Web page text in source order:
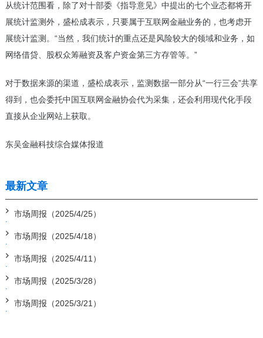
从统计范围看，除了对十部委《指导意见》中提出的七个业态都将开
展统计监测外，盛松成表示，只要属于互联网金融业务的，也考虑开
展统计监测。“当然，我们统计的重点还是风险较大的领域和业务，如
网络借贷、股权众筹融资及客户资金第三方存管等。”
对于数据来源的渠道，盛松成表示，监测数据一部分从“一行三会”共享
得到，也会委托中国互联网金融协会代为采集，还会利用现代化手段
直接从企业网站上获取。
东吴金融科技综合媒体报道
最新文章
市场周报（2025/4/25）
市场周报（2025/4/18）
市场周报（2025/4/11）
市场周报（2025/3/28）
市场周报（2025/3/21）